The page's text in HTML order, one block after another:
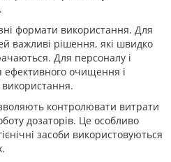
формати використання. Для
важливі рішення, які швидко
Для персоналу і
ефективного очищення і
використання.
контролювати витрати
дозаторів. Це особливо
засоби використовуються